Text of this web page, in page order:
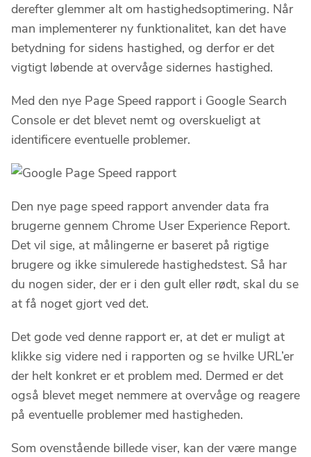
derefter glemmer alt om hastighedsoptimering. Når
man implementerer ny funktionalitet, kan det have
betydning for sidens hastighed, og derfor er det
vigtigt løbende at overvåge sidernes hastighed.
Med den nye Page Speed rapport i Google Search
Console er det blevet nemt og overskueligt at
identificere eventuelle problemer.
Den nye page speed rapport anvender data fra
brugerne gennem Chrome User Experience Report.
Det vil sige, at målingerne er baseret på rigtige
brugere og ikke simulerede hastighedstest. Så har
du nogen sider, der er i den gult eller rødt, skal du se
at få noget gjort ved det.
Det gode ved denne rapport er, at det er muligt at
klikke sig videre ned i rapporten og se hvilke URL’er
der helt konkret er et problem med. Dermed er det
også blevet meget nemmere at overvåge og reagere
på eventuelle problemer med hastigheden.
Som ovenstående billede viser, kan der være mange